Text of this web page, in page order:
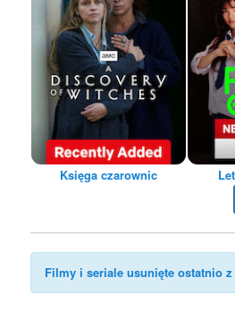
Księga czarownic
Filmy i seriale usunięte ostatnio